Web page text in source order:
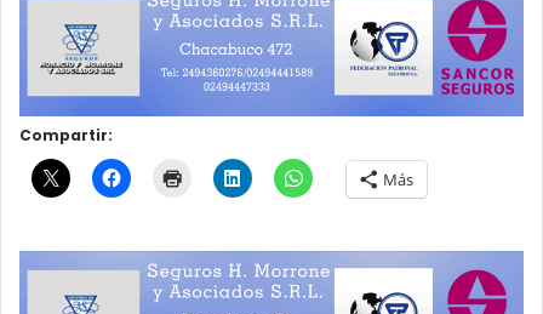
Compartir:
Más